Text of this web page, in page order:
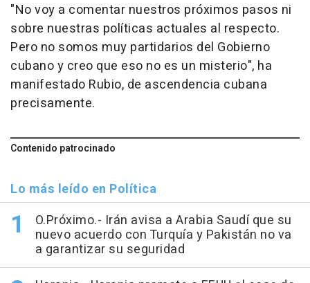
"No voy a comentar nuestros próximos pasos ni
sobre nuestras políticas actuales al respecto.
Pero no somos muy partidarios del Gobierno
cubano y creo que eso no es un misterio", ha
manifestado Rubio, de ascendencia cubana
precisamente.
Contenido patrocinado
Lo más leído en Política
O.Próximo.- Irán avisa a Arabia Saudí que su
nuevo acuerdo con Turquía y Pakistán no va
a garantizar su seguridad